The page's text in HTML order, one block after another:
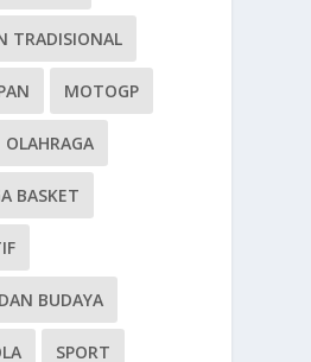
TRADISIONAL
MOTOGP
OLAHRAGA
BASKET
BUDAYA
SPORT